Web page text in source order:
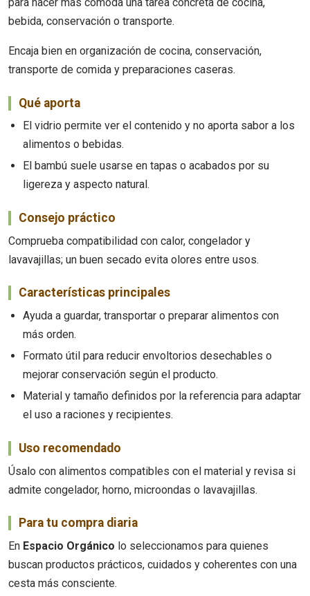
bebida, conservación o transporte.
Encaja bien en organización de cocina, conservación,
transporte de comida y preparaciones caseras.
Qué aporta
El vidrio permite ver el contenido y no aporta sabor a los
alimentos o bebidas.
El bambú suele usarse en tapas o acabados por su
ligereza y aspecto natural.
Consejo práctico
Comprueba compatibilidad con calor, congelador y
lavavajillas; un buen secado evita olores entre usos.
Características principales
Ayuda a guardar, transportar o preparar alimentos con
más orden.
Formato útil para reducir envoltorios desechables o
mejorar conservación según el producto.
Material y tamaño definidos por la referencia para adaptar
el uso a raciones y recipientes.
Uso recomendado
Úsalo con alimentos compatibles con el material y revisa si
admite congelador, horno, microondas o lavavajillas.
Para tu compra diaria
En Espacio Orgánico lo seleccionamos para quienes
buscan productos prácticos, cuidados y coherentes con una
cesta más consciente.